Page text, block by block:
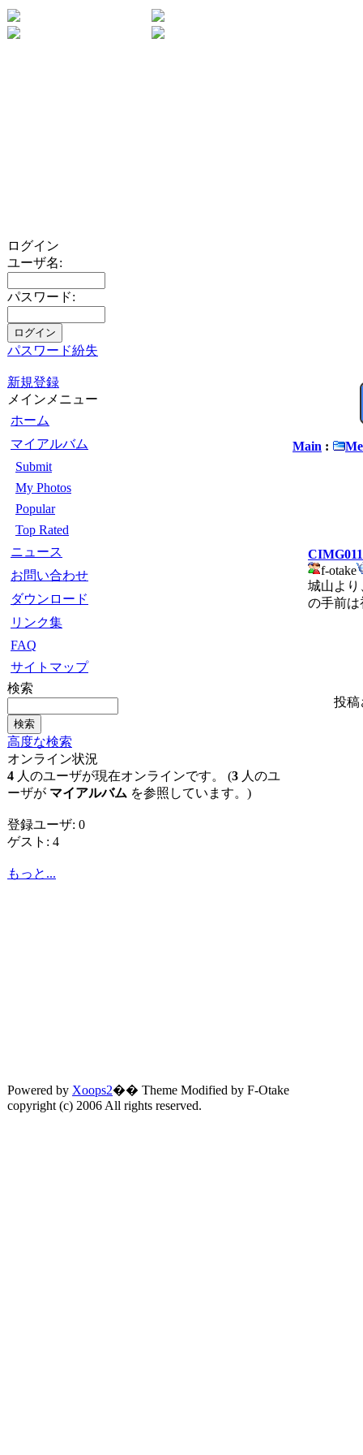
ログイン
ユーザ名:
パスワード:
パスワード紛失
新規登録
メインメニュー
ホーム
マイアルバム
Submit
My Photos
Popular
Top Rated
ニュース
お問い合わせ
ダウンロード
リンク集
FAQ
サイトマップ
検索
高度な検索
オンライン状況
4 人のユーザが現在オンラインです。 (3 人のユ
ーザが マイアルバム を参照しています。)
登録ユーザ: 0
ゲスト: 4
もっと...
Main :
f-otake
城山より
の手前は
投稿
Powered by Xoops2�� Theme Modified by F-Otake
copyright (c) 2006 All rights reserved.